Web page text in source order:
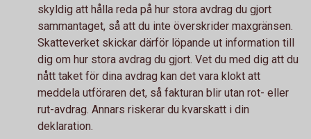
skyldig att hålla reda på hur stora avdrag du gjort
sammantaget, så att du inte överskrider maxgränsen.
Skatteverket skickar därför löpande ut information till
dig om hur stora avdrag du gjort. Vet du med dig att du
nått taket för dina avdrag kan det vara klokt att
meddela utföraren det, så fakturan blir utan rot- eller
rut-avdrag. Annars riskerar du kvarskatt i din
deklaration.